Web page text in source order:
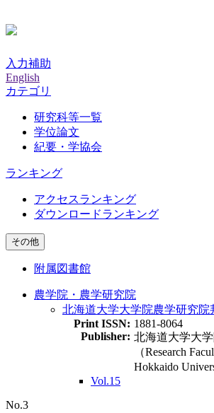
入力補助
English
カテゴリ
研究科等一覧
学位論文
紀要・学協会
ランキング
アクセスランキング
ダウンロードランキング
その他
附属図書館
農学院・農学研究院
北海道大学大学院農学研究院
Print ISSN: 1881-8064
Publisher: 北海道大学大
（Research
Hokkaido
Vol.15
No.3